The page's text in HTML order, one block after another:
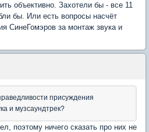
объективно. Захотели бы - все 11
бы. Или есть вопросы насчёт
СинеГомэров за монтаж звука и
присуждения
и музсаундтрек?
поэтому ничего сказать про них не